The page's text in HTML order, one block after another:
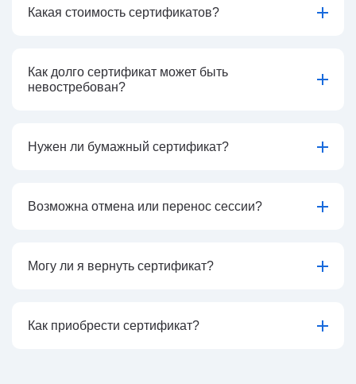
Какая стоимость сертификатов?
Как долго сертификат может быть
невостребован?
Нужен ли бумажный сертификат?
Возможна отмена или перенос сессии?
Могу ли я вернуть сертификат?
Как приобрести сертификат?